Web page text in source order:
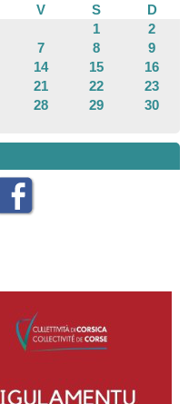
V S
D
1
2
7 8
9
14 15
16
21 22
23
28 29
30